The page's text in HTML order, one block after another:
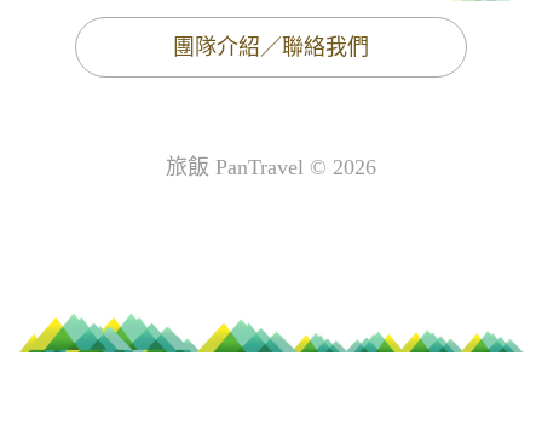
團隊介紹／聯絡我們
旅飯 PanTravel © 2026